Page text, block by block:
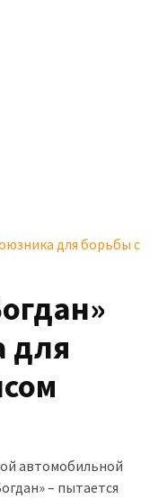
для борьбы с
для
автомобильной
– пытается